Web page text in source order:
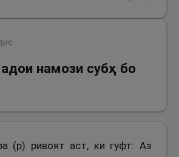
намози субҳ бо
(р) ривоят аст, ки гуфт: Аз